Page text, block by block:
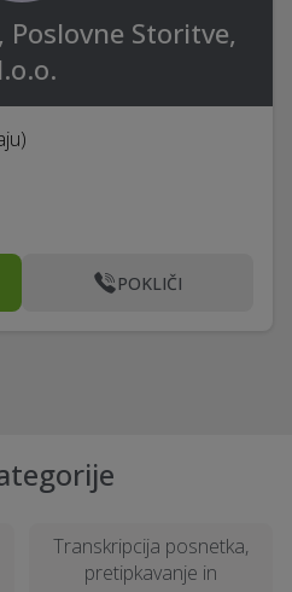
Poslovne Storitve,
POKLIČI
Transkripcija posnetka,
pretipkavanje in